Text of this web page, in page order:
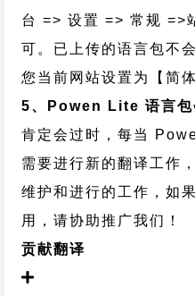
台 => 设置 => 常规 =>
可。已上传的语言包不
您当前网站设置为【简
5、Powen Lite 语言包
肯定会过时，每当
需要进行新的翻译工作
维护和进行的工作，如
用，请协助推广我们！
贡献翻译